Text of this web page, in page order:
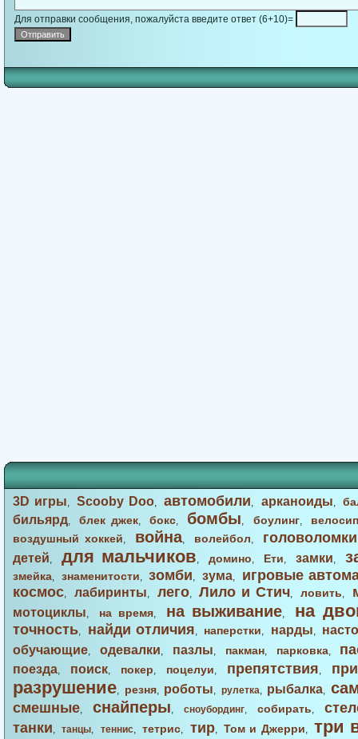
Для отправки сообщения, пожалуйста введите ответ (6+10)=
3D игры,Scooby Doo,автомобили, арканоиды,
бильярд,блек джек,бокс, бомбы, боулинг,
воздушный хоккей, война, волейбол, головоломки
детей, для мальчиков, домино, Ети, замки,
змейка, знаменитости,зомби, зума,
игровые
космос, лабиринты, лего,Лило и Стич,ловить,
мотоциклы, на время, на выживание, на
точность, найди отличия, наперстки, нарды,
обучающие, одевалки, пазлы, пакман, парковка,
поезда, поиск, покер, поцелуи, препятствия,
разрушение, резня, роботы, рулетка, рыбалка,
смешные, снайперы, сноубординг, собирать,
танки,танцы, теннис,тетрис, тир,Том и Джерри, три